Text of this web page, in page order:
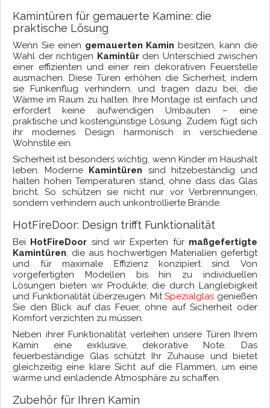
Kamintüren für gemauerte Kamine: die
praktische Lösung
Wenn Sie einen gemauerten Kamin besitzen, kann die
Wahl der richtigen Kamintürden Unterschied zwischen
einer effizienten und einer rein dekorativen Feuerstelle
ausmachen. Diese Türen erhöhen die Sicherheit, indem
sie Funkenflug verhindern, und tragen dazu bei, die
Wärme im Raum zu halten. Ihre Montage ist einfach und
erfordert keine aufwendigen Umbauten – eine
praktische und kostengünstige Lösung. Zudem fügt sich
ihr modernes Design harmonisch in verschiedene
Wohnstile ein.
Sicherheit ist besonders wichtig, wenn Kinder im Haushalt
leben. Moderne Kamintüren sind hitzebeständig und
halten hohen Temperaturen stand, ohne dass das Glas
bricht. So schützen sie nicht nur vor Verbrennungen,
sondern verhindern auch unkontrollierte Brände.
HotFireDoor: Design trifft Funktionalität
Bei HotFireDoor sind wir Experten für maßgefertigte
Kamintüren, die aus hochwertigen Materialien gefertigt
und für maximale Effizienz konzipiert sind. Von
vorgefertigten Modellen bis hin zu individuellen
Lösungen bieten wir Produkte, die durch Langlebigkeit
und Funktionalität überzeugen. MitSpezialglas genießen
Sie den Blick auf das Feuer, ohne auf Sicherheit oder
Komfort verzichten zu müssen.
Neben ihrer Funktionalität verleihen unsere Türen Ihrem
Kamin eine exklusive, dekorative Note. Das
feuerbeständige Glas schützt Ihr Zuhause und bietet
gleichzeitig eine klare Sicht auf die Flammen, um eine
warme und einladende Atmosphäre zu schaffen.
Zubehör für Ihren Kamin